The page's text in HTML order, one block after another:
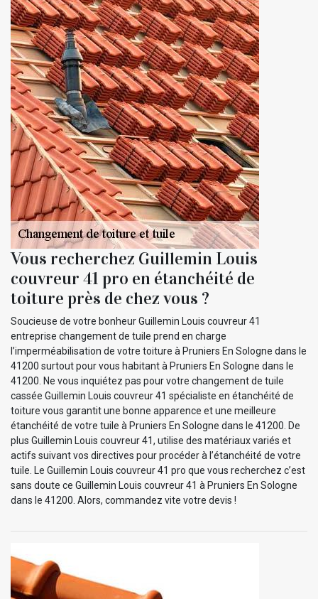
Vous recherchez Guillemin Louis
couvreur 41 pro en étanchéité de
toiture près de chez vous ?
Soucieuse de votre bonheur Guillemin Louis couvreur 41
entreprise changement de tuile prend en charge
l’imperméabilisation de votre toiture à Pruniers En Sologne dans le
41200 surtout pour vous habitant à Pruniers En Sologne dans le
41200. Ne vous inquiétez pas pour votre changement de tuile
cassée Guillemin Louis couvreur 41 spécialiste en étanchéité de
toiture vous garantit une bonne apparence et une meilleure
étanchéité de votre tuile à Pruniers En Sologne dans le 41200. De
plus Guillemin Louis couvreur 41, utilise des matériaux variés et
actifs suivant vos directives pour procéder à l’étanchéité de votre
tuile. Le Guillemin Louis couvreur 41 pro que vous recherchez c’est
sans doute ce Guillemin Louis couvreur 41 à Pruniers En Sologne
dans le 41200. Alors, commandez vite votre devis !